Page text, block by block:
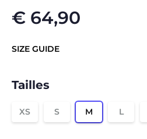
€ 64,90
SIZE GUIDE
Tailles
XS S M L